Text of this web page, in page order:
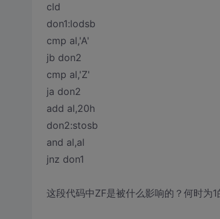
cld
don1:lodsb
cmp al,'A'
jb don2
cmp al,'Z'
ja don2
add al,20h
don2:stosb
and al,al
jnz don1
这段代码中ZF是被什么影响的？何时为